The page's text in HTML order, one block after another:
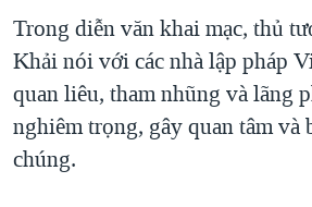
ĐỜI SỐNG
KINH TẾ
KHOA HỌC
SỨC KHOẺ
VĂN HOÁ
MỘT NĂM CHIẾN TRANH TẠI DẢI
GIẢI MÃ VÀNH ĐAI & CON ĐƯỜNG
NGÀY TỊ NẠN THẾ GIỚI
TRỊNH VĨNH BÌNH - NGƯỜI HẠ 'BÊN
NGHE
MẠNG XÃ HỘI
Ngôn ngữ khác
Trong diễn văn khai mạc, thủ
Khải nói với các nhà lập pháp
quan liêu, tham nhũng và lãng
nghiêm trọng, gây quan tâm và
chúng.